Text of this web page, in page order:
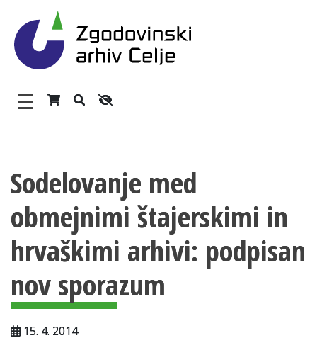
Zgodovinski arhiv Celje –
Glavni meni
Zaposleni
Povezave
Varstvo osebnih podatkov
Katalog informacij javnega značaja
Zakonodaja
Za uporabnike
Sodelovanje med
obmejnimi štajerskimi in
hrvaškimi arhivi: podpisan
nov sporazum
15. 4. 2014